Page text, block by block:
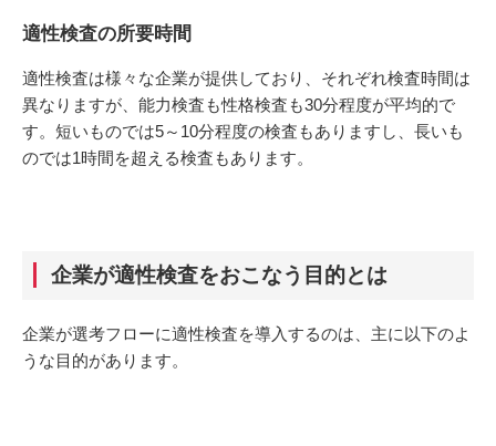
適性検査の所要時間
適性検査は様々な企業が提供しており、それぞれ検査時間は
異なりますが、能力検査も性格検査も30分程度が平均的で
す。短いものでは5～10分程度の検査もありますし、長いも
のでは1時間を超える検査もあります。
企業が適性検査をおこなう目的とは
企業が選考フローに適性検査を導入するのは、主に以下のよ
うな目的があります。